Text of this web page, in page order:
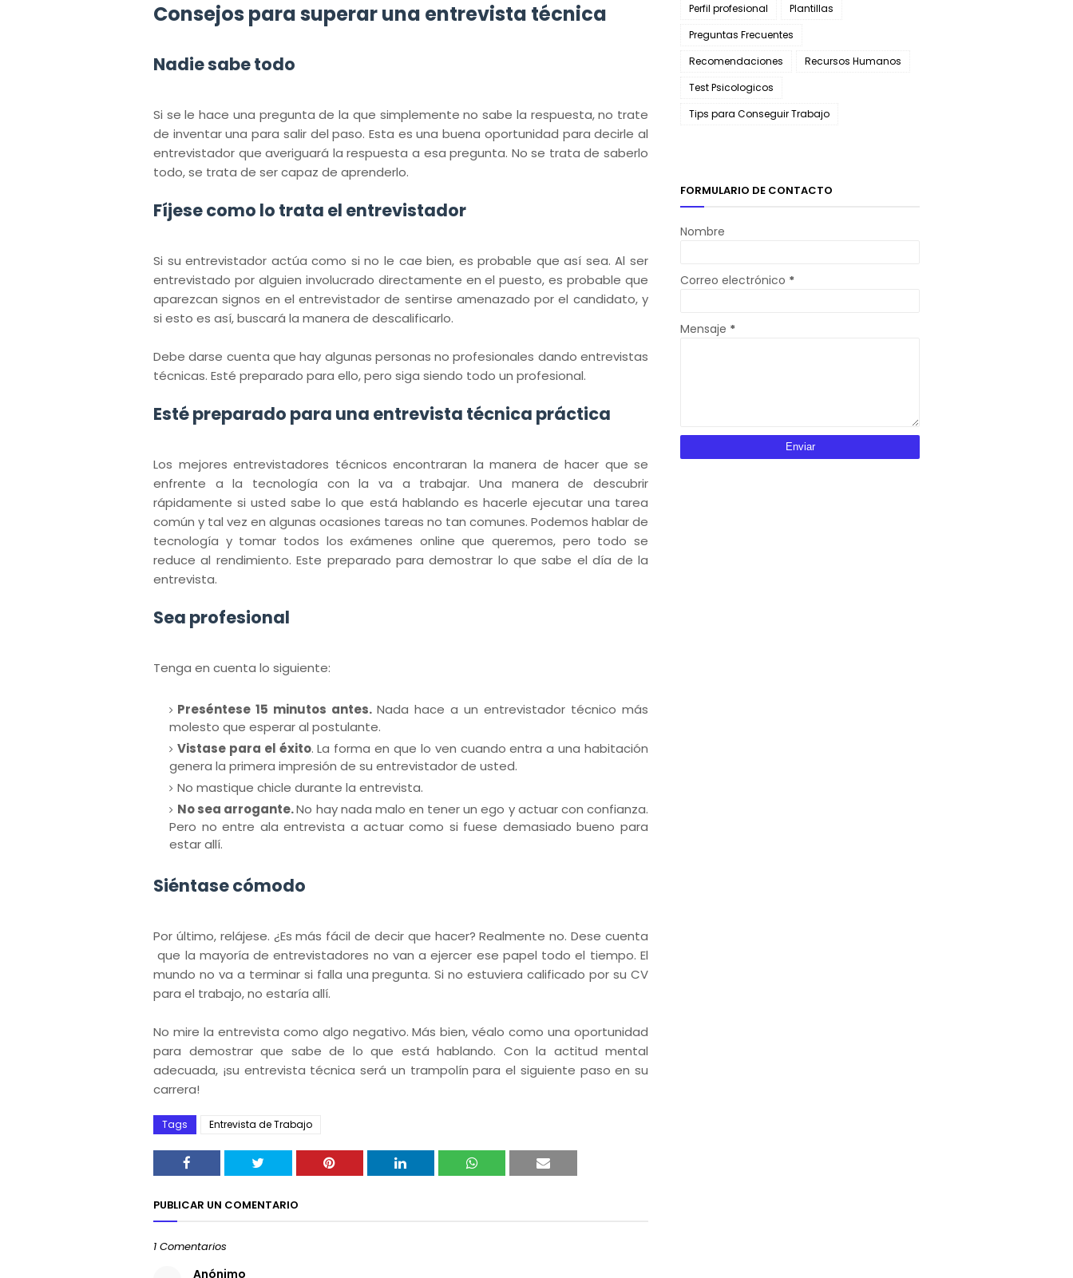
Consejos para superar una entrevista técnica
Nadie sabe todo
Si se le hace una pregunta de la que simplemente no sabe la respuesta, no trate
de inventar una para salir del paso. Esta es una buena oportunidad para decirle al
entrevistador que averiguará la respuesta a esa pregunta. No se trata de saberlo
todo, se trata de ser capaz de aprenderlo.
Fíjese como lo trata el entrevistador
Si su entrevistador actúa como si no le cae bien, es probable que así sea. Al ser
entrevistado por alguien involucrado directamente en el puesto, es probable que
aparezcan signos en el entrevistador de sentirse amenazado por el candidato, y
si esto es así, buscará la manera de descalificarlo.
Debe darse cuenta que hay algunas personas no profesionales dando entrevistas
técnicas. Esté preparado para ello, pero siga siendo todo un profesional.
Esté preparado para una entrevista técnica práctica
Los mejores entrevistadores técnicos encontraran la manera de hacer que se
enfrente a la tecnología con la va a trabajar. Una manera de descubrir
rápidamente si usted sabe lo que está hablando es hacerle ejecutar una tarea
común y tal vez en algunas ocasiones tareas no tan comunes. Podemos hablar de
tecnología y tomar todos los exámenes online que queremos, pero todo se
reduce al rendimiento. Este preparado para demostrar lo que sabe el día de la
entrevista.
Sea profesional
Tenga en cuenta lo siguiente:
Preséntese 15 minutos antes. Nada hace a un entrevistador técnico más
molesto que esperar al postulante.
Vistase para el éxito. La forma en que lo ven cuando entra a una habitación
genera la primera impresión de su entrevistador de usted.
No mastique chicle durante la entrevista.
No sea arrogante.No hay nada malo en tener un ego y actuar con confianza.
Pero no entre ala entrevista a actuar como si fuese demasiado bueno para
estar allí.
Siéntase cómodo
Por último, relájese. ¿Es más fácil de decir que hacer? Realmente no. Dese cuenta
que la mayoría de entrevistadores no van a ejercer ese papel todo el tiempo. El
mundo no va a terminar si falla una pregunta. Si no estuviera calificado por su CV
para el trabajo, no estaría allí.
No mire la entrevista como algo negativo. Más bien, véalo como una oportunidad
para demostrar que sabe de lo que está hablando. Con la actitud mental
adecuada, ¡su entrevista técnica será un trampolín para el siguiente paso en su
carrera!
Tags Entrevista de Trabajo
PUBLICAR UN COMENTARIO
1 Comentarios
Anónimo
Perfil profesional
Plantillas
Preguntas Frecuentes
Recomendaciones
Recursos Humanos
Test Psicologicos
Tips para Conseguir Trabajo
FORMULARIO DE CONTACTO
Nombre
Correo electrónico *
Mensaje *